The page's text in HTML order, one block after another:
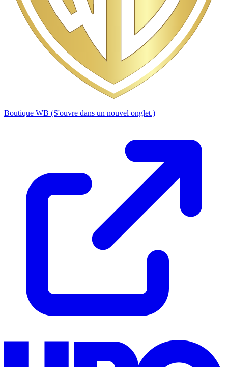
Boutique WB (S'ouvre dans un nouvel onglet.)